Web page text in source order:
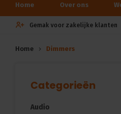
Home Over ons
Gemak voor zakelijke klanten
Home Dimmers
Categorieën
Audio